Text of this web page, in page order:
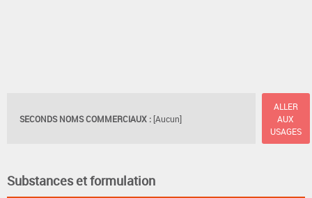
SECONDS NOMS COMMERCIAUX : [Aucun]
ALLER
AUX
USAGES
Substances et formulation